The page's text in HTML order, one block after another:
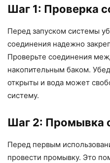
Шаг 1: Проверка
Перед запуском системы
соединения надежно
Проверьте соединения
накопительным баком.
открыты и вода может
систему.
Шаг 2: Промывка
Перед первым
провести промывку. Это